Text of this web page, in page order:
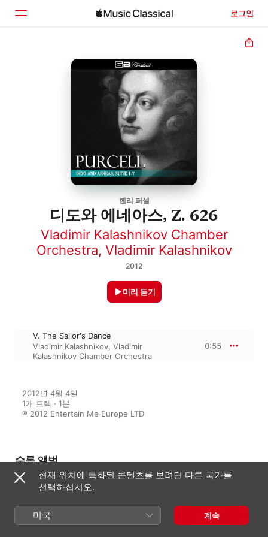
로그인
헨리 퍼셀
디도와 에네아스, Z. 626
Vladimir Kalashnikov Chamber
Orchestra, Vladimir Kalashnikov
2012
미리 듣기
V. The Sailor's Dance
Vladimir Kalashnikov, Vladimir
Kalashnikov Chamber Orchestra
0:55
2012년 4월 4일
1개 트랙 · 1분
℗ 2012 Entertain Me Europe LTD
수록 앨범
Purcell - Dido and Aeneas, Suite
Vladimir Kalashnikov
현재 위치에 특화된 콘텐츠를 보려면 다른 국가를
선택하십시오.
미국 계속